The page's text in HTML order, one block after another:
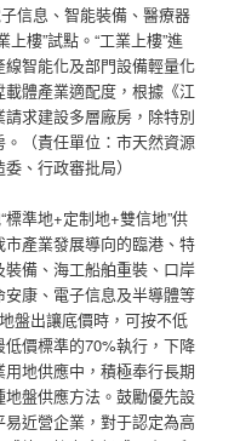
信息、智能裝備、醫療器
樓”試點。“工業上樓”進
智能化及部門設備輕量化
體產業適配度，根據《江
求建設多層廠房，除特別
（責任單位：市天然資源
、行政審批局）
準地+定制地+雙信地”供
產業發展導向的臨港、特
備、海工船舶重裝、口岸
康、電子信息及半導體等
盤出讓底價時，可按不低
價標準的70%執行，下降
地供應中，積極奉行長期
盤供應方法。鼓勵優先設
近營企業，對于認定為高